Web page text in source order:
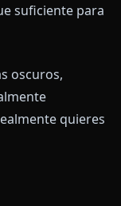
suficiente para
oscuros,
quieres